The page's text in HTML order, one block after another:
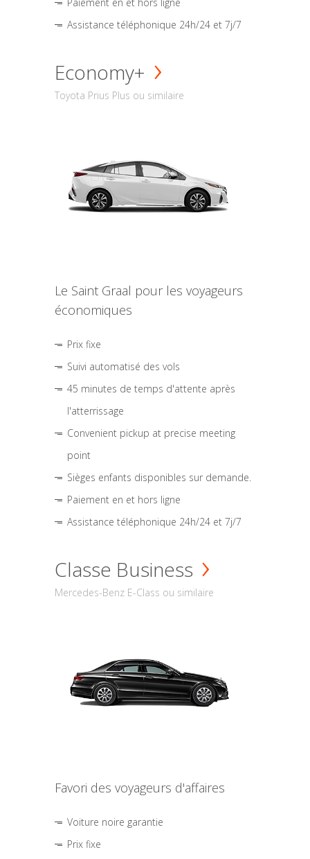
Assistance téléphonique 24h/24 et 7j/7
Economy+
Toyota Prius Plus ou similaire
Le Saint Graal pour les voyageurs
économiques
Prix fixe
Suivi automatisé des vols
45 minutes de temps d'attente après
l'atterrissage
Convenient pickup at precise meeting
point
Sièges enfants disponibles sur demande.
Paiement en et hors ligne
Assistance téléphonique 24h/24 et 7j/7
Classe Business
Mercedes-Benz E-Class ou similaire
Favori des voyageurs d'affaires
Voiture noire garantie
Prix fixe